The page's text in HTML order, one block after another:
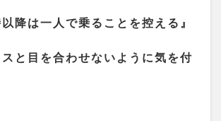
降は一人で乗ることを控える』
スと目を合わせないように気を付